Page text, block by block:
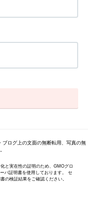
ログ上の文面の無断転用、写真の無
と実在性の証明のため、GMOグロ
バ証明書を使用しております。 セ
の検証結果をご確認ください。